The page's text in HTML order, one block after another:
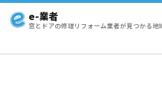
e-業者
窓とドアの修理リフォーム業者が見つかる地